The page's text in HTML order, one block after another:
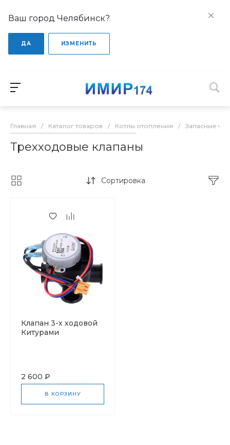
Ваш город Челябинск?
ДА ИЗМЕНИТЬ
Главная / Каталог товаров / Котлы отопления / Запасные
Трехходовые клапаны
Сортировка
Клапан 3-х ходовой
Китурами
2 600 ₽
В КОРЗИНУ